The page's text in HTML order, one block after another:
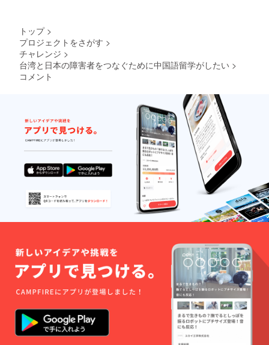
ade
booklet,
postcar
d every
month.
楽山院
のグッ
学が終
わる2月
ごろに
お届け
しま
す。ど
のグッ
ズをお
選びに
なるか
は後に
メール
でおう
かがい
きま
す。絵
はがき
は花蓮
に滞在
してい
る９月
から２
月まで
の月に
5月頃に
開催し
その際
の交通
費や、
遠方の
方は宿
泊費等
は、ご
自身で
ご負担
願いま
す。楽
山院の
グッズ
は留学
頃にお
届けし
ます。
どの
グッズ
をお選
びにな
るかは
後に
メール
トップ >
プロジェクトをさがす >
チャレンジ >
台湾と日本の障害者をつなぐために中国語留学がしたい >
コメント